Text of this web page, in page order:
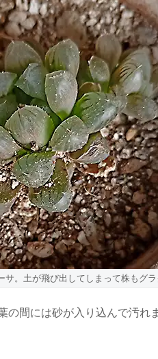
サ。土が飛び出してしまって株もグ
の間には砂が入り込んで汚れ